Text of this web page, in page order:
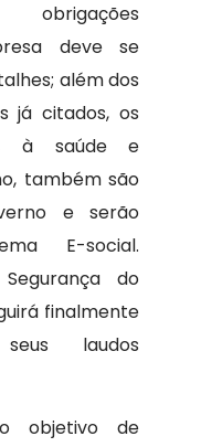
obrigações
deve se
além dos
já citados, os
à saúde e
também são
e serão
E-social.
do
finalmente
laudos
objetivo de